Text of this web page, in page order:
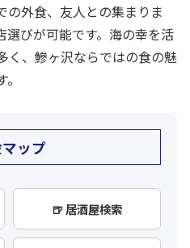
の外食、友人との集まりま
選びが可能です。海の幸を活
く、鰺ヶ沢ならではの食の魅
ップ
🍺 居酒屋検索